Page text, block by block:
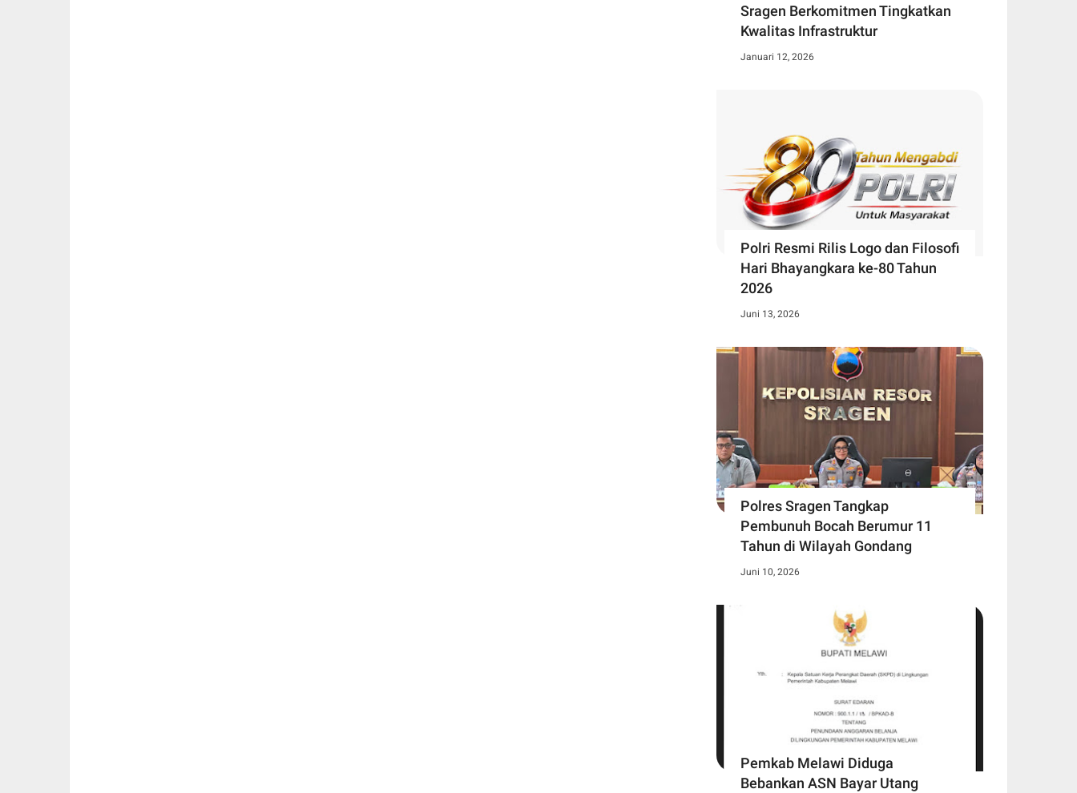
Sragen Berkomitmen Tingkatkan
Kwalitas Infrastruktur
Januari 12, 2026
Polri Resmi Rilis Logo dan Filosofi
Hari Bhayangkara ke-80 Tahun
2026
Juni 13, 2026
Polres Sragen Tangkap
Pembunuh Bocah Berumur 11
Tahun di Wilayah Gondang
Juni 10, 2026
Pemkab Melawi Diduga
Bebankan ASN Bayar Utang